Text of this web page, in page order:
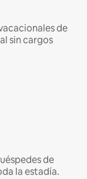
de
sin cargos
de
la estadía.